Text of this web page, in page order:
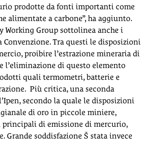
prodotte da fonti importanti come
alimentate a carbone”, ha aggiunto.
Working Group sottolinea anche i
Tra questi le disposizioni
proibire l’estrazione mineraria di
l’eliminazione di questo elemento
quali termometri, batterie e
Più critica, una seconda
secondo la quale le disposizioni
di oro in piccole miniere,
principali di emissione di mercurio,
Grande soddisfazione Š stata invece